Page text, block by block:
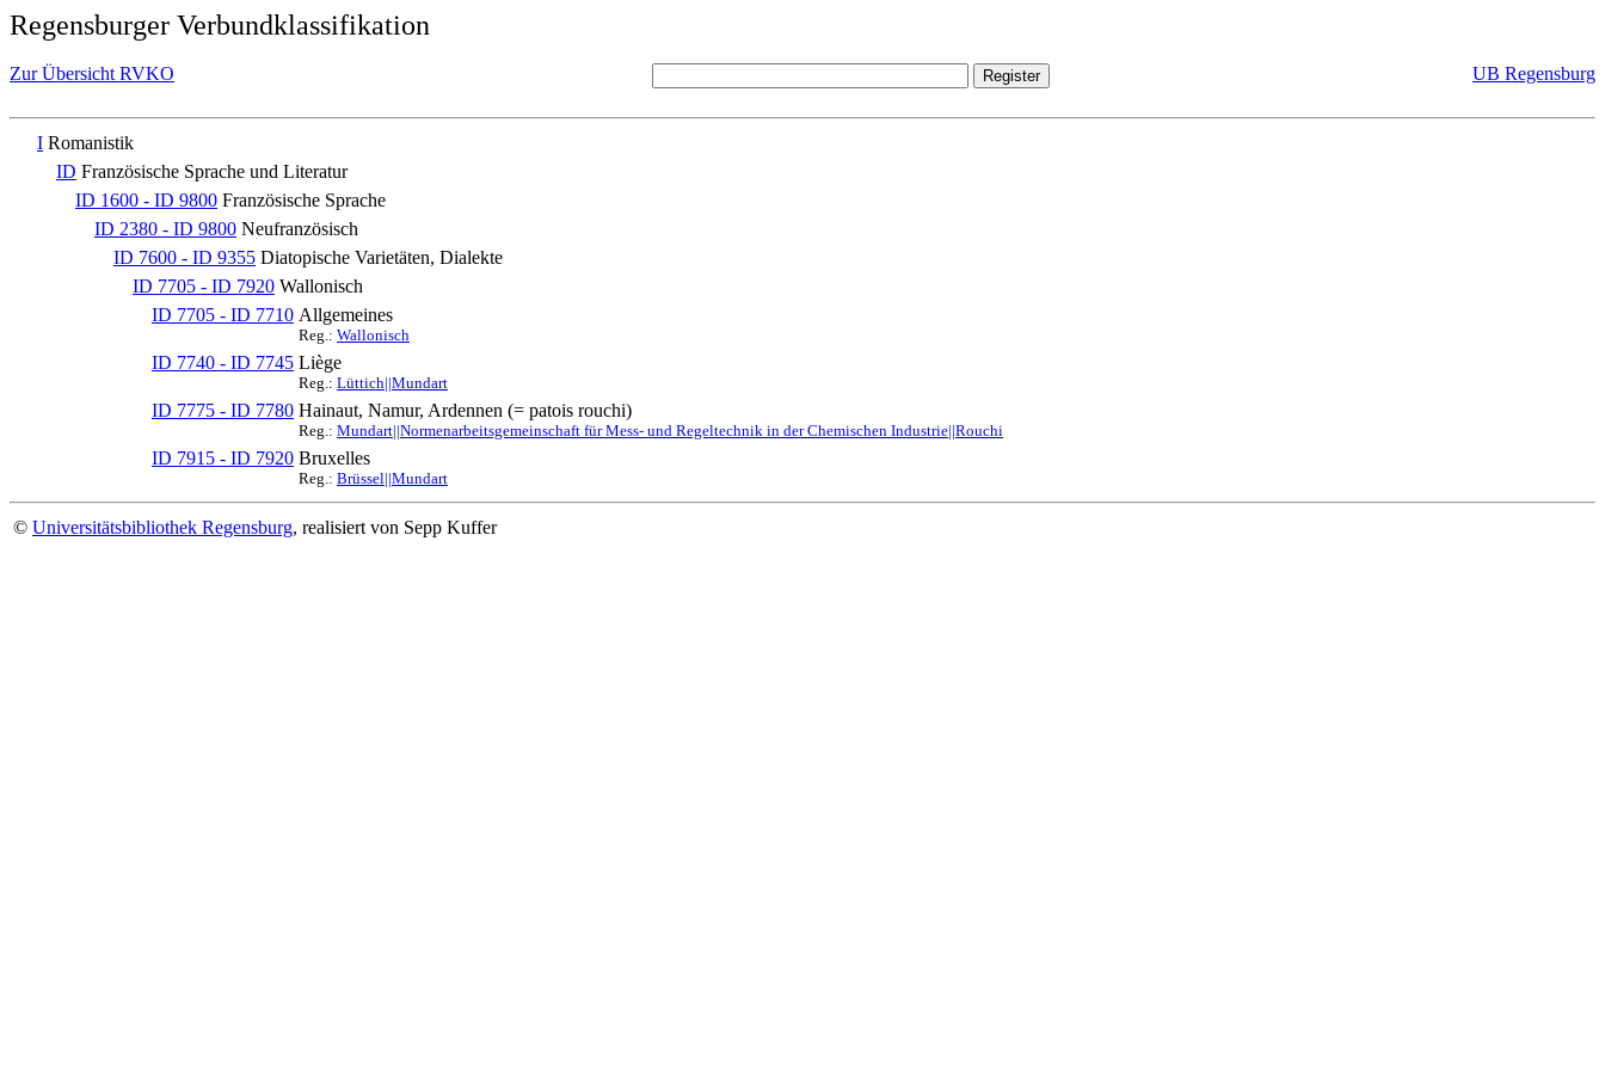
Regensburger Verbundklassifikation
Zur Übersicht RVKO UB Regensburg
I Romanistik
ID Französische Sprache und Literatur
ID 1600 - ID 9800 Französische Sprache
ID 2380 - ID 9800 Neufranzösisch
ID 7600 - ID 9355 Diatopische Varietäten, Dialekte
ID 7705 - ID 7920 Wallonisch
ID 7705 - ID 7710 Allgemeines
Reg.: Wallonisch
ID 7740 - ID 7745 Liège
Reg.: Lüttich||Mundart
ID 7775 - ID 7780 Hainaut, Namur, Ardennen (= patois rouchi)
Reg.: Mundart||Normenarbeitsgemeinschaft für Mess- und Regeltechnik in der Chemischen Industrie||Rouchi
ID 7915 - ID 7920 Bruxelles
Reg.: Brüssel||Mundart
© Universitätsbibliothek Regensburg, realisiert von Sepp Kuffer